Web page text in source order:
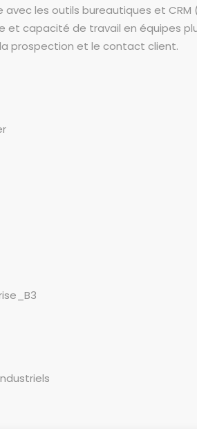
avec les outils bureautiques et
et capacité de travail en équipes
prospection et le contact client.